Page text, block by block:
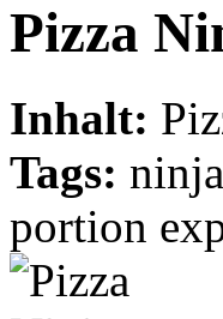
Pizza
Inhalt:
Tags:
portion